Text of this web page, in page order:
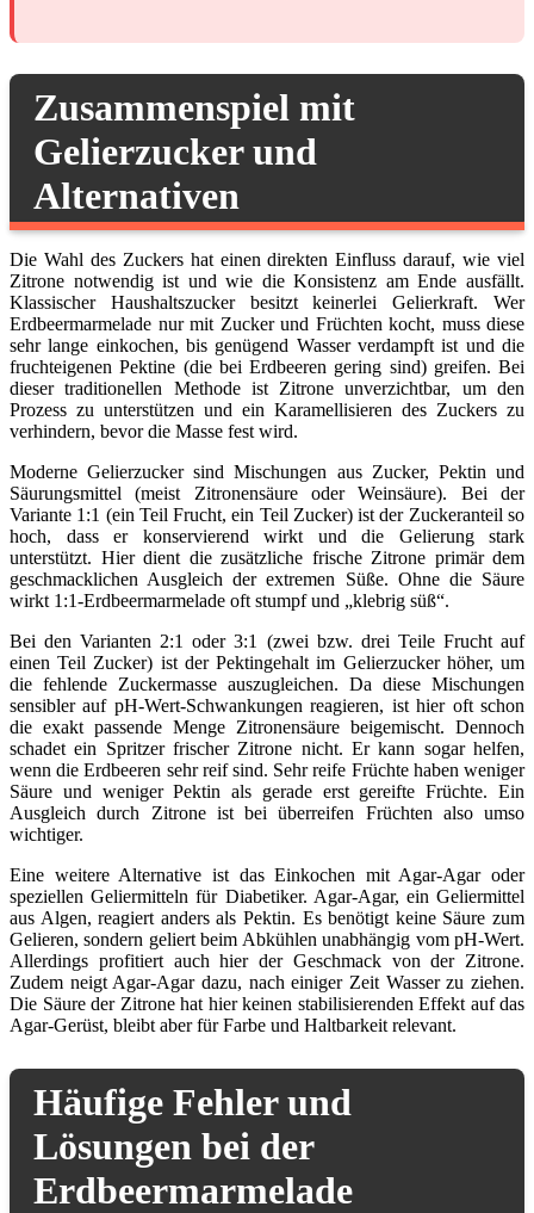
Zusammenspiel mit
Gelierzucker und
Alternativen
Die Wahl des Zuckers hat einen direkten Einfluss darauf, wie viel
Zitrone notwendig ist und wie die Konsistenz am Ende ausfällt.
Klassischer Haushaltszucker besitzt keinerlei Gelierkraft. Wer
Erdbeermarmelade nur mit Zucker und Früchten kocht, muss diese
sehr lange einkochen, bis genügend Wasser verdampft ist und die
fruchteigenen Pektine (die bei Erdbeeren gering sind) greifen. Bei
dieser traditionellen Methode ist Zitrone unverzichtbar, um den
Prozess zu unterstützen und ein Karamellisieren des Zuckers zu
verhindern, bevor die Masse fest wird.
Moderne Gelierzucker sind Mischungen aus Zucker, Pektin und
Säurungsmittel (meist Zitronensäure oder Weinsäure). Bei der
Variante 1:1 (ein Teil Frucht, ein Teil Zucker) ist der Zuckeranteil so
hoch, dass er konservierend wirkt und die Gelierung stark
unterstützt. Hier dient die zusätzliche frische Zitrone primär dem
geschmacklichen Ausgleich der extremen Süße. Ohne die Säure
wirkt 1:1-Erdbeermarmelade oft stumpf und „klebrig süß“.
Bei den Varianten 2:1 oder 3:1 (zwei bzw. drei Teile Frucht auf
einen Teil Zucker) ist der Pektingehalt im Gelierzucker höher, um
die fehlende Zuckermasse auszugleichen. Da diese Mischungen
sensibler auf pH-Wert-Schwankungen reagieren, ist hier oft schon
die exakt passende Menge Zitronensäure beigemischt. Dennoch
schadet ein Spritzer frischer Zitrone nicht. Er kann sogar helfen,
wenn die Erdbeeren sehr reif sind. Sehr reife Früchte haben weniger
Säure und weniger Pektin als gerade erst gereifte Früchte. Ein
Ausgleich durch Zitrone ist bei überreifen Früchten also umso
wichtiger.
Eine weitere Alternative ist das Einkochen mit Agar-Agar oder
speziellen Geliermitteln für Diabetiker. Agar-Agar, ein Geliermittel
aus Algen, reagiert anders als Pektin. Es benötigt keine Säure zum
Gelieren, sondern geliert beim Abkühlen unabhängig vom pH-Wert.
Allerdings profitiert auch hier der Geschmack von der Zitrone.
Zudem neigt Agar-Agar dazu, nach einiger Zeit Wasser zu ziehen.
Die Säure der Zitrone hat hier keinen stabilisierenden Effekt auf das
Agar-Gerüst, bleibt aber für Farbe und Haltbarkeit relevant.
Häufige Fehler und
Lösungen bei der
Erdbeermarmelade